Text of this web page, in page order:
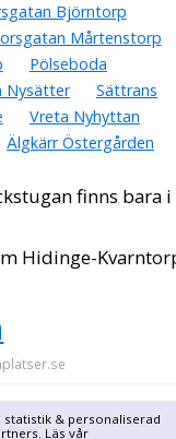
& personaliserad
Läs vår
Björntorp
Mårtenstorp
Pölseboda
Nysätter
Sättrans
Vreta Nyhyttan
Älgkärr Östergården
finns bara i
Hidinge-